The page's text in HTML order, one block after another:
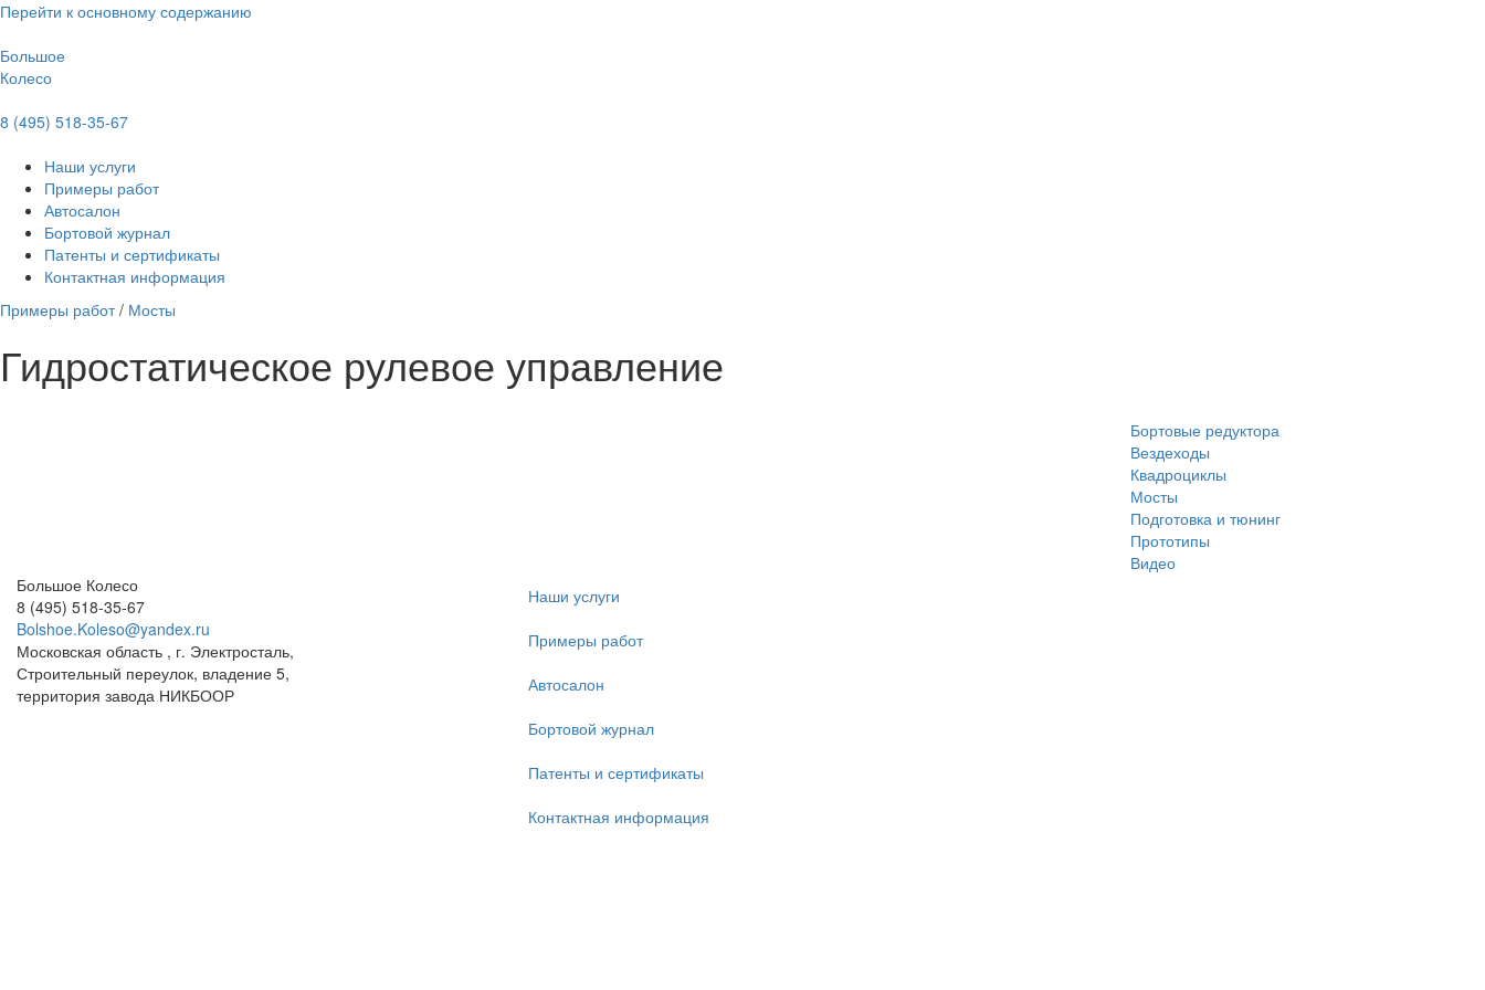
Перейти к основному содержанию
Большое
Колесо
8 (495) 518-35-67
Наши услуги
Примеры работ
Автосалон
Бортовой журнал
Патенты и сертификаты
Контактная информация
Примеры работ/ Мосты
Гидростатическое рулевое управление
Бортовые редуктора
Вездеходы
Квадроциклы
Мосты
Подготовка и тюнинг
Прототипы
Видео
Большое Колесо
8 (495) 518-35-67
Bolshoe.Koleso@yandex.ru
Московская область , г. Электросталь,
Строительный переулок, владение 5,
территория завода НИКБООР
Наши услуги
Примеры работ
Автосалон
Бортовой журнал
Патенты и сертификаты
Контактная информация